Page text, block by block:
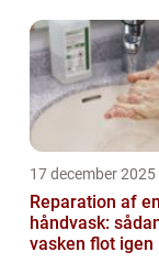
17 december 2025
Reparation af
håndvask:
vasken flot igen